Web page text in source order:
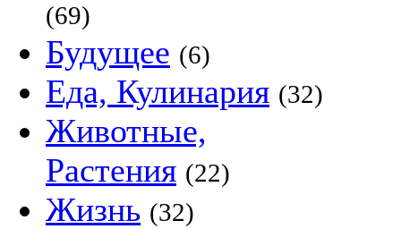
(69)
Будущее (6)
Еда, Кулинария (32)
Животные,
Растения (22)
Жизнь (32)